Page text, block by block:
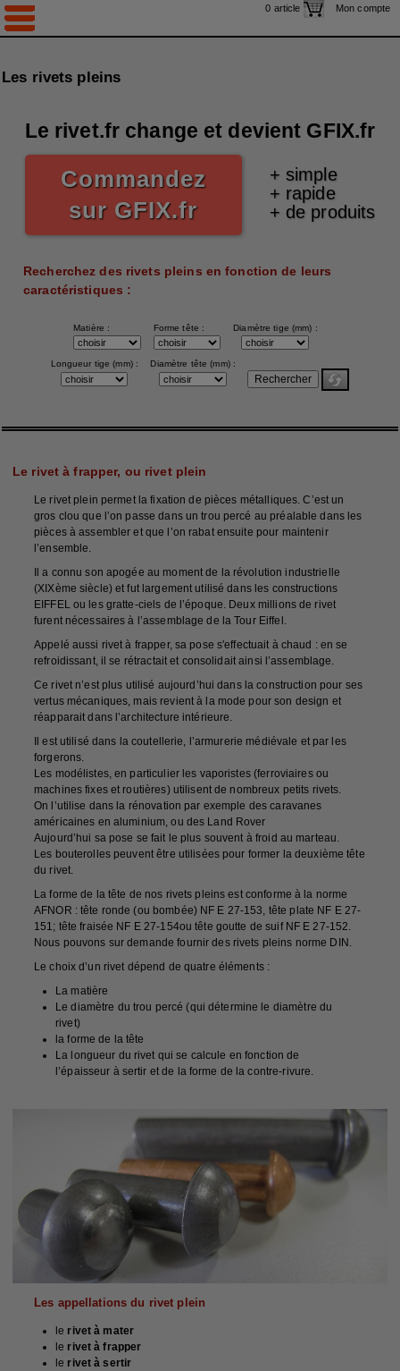
0 article Mon compte
RIVET AVEUGLE
OUTILS DE POSE
INSERT
DIVERS
PROMOTION
Les rivets pleins
Le rivet.fr change et devient GFIX.fr
Commandez
sur GFIX.fr
+ simple
+ rapide
+ de produits
Recherchez des rivets pleins en fonction de leurs
caractéristiques :
Matière : Forme tête : Diamètre tige (mm) :
Longueur tige (mm) : Diamètre tête (mm) :
Le rivet à frapper, ou rivet plein
Le rivet plein permet la fixation de pièces métalliques. C’est un
gros clou que l’on passe dans un trou percé au préalable dans les
pièces à assembler et que l’on rabat ensuite pour maintenir
l’ensemble.
Il a connu son apogée au moment de la révolution industrielle
(XIXème siècle) et fut largement utilisé dans les constructions
EIFFEL ou les gratte-ciels de l’époque. Deux millions de rivet
furent nécessaires à l’assemblage de la Tour Eiffel.
Appelé aussi rivet à frapper, sa pose s'effectuait à chaud : en se
refroidissant, il se rétractait et consolidait ainsi l’assemblage.
Ce rivet n’est plus utilisé aujourd’hui dans la construction pour ses
vertus mécaniques, mais revient à la mode pour son design et
réapparait dans l’architecture intérieure.
Il est utilisé dans la coutellerie, l’armurerie médiévale et par les
forgerons.
Les modélistes, en particulier les vaporistes (ferroviaires ou
machines fixes et routières) utilisent de nombreux petits rivets.
On l’utilise dans la rénovation par exemple des caravanes
américaines en aluminium, ou des Land Rover
Aujourd’hui sa pose se fait le plus souvent à froid au marteau.
Les bouterollespeuvent être utilisées pour former la deuxième tête
du rivet.
La forme de la tête de nos rivets pleins est conforme à la norme
AFNOR : tête ronde (ou bombée) NF E 27-153, tête plate NF E 27-
151; tête fraisée NF E 27-154ou tête goutte de suif NF E 27-152.
Nous pouvons sur demande fournir des rivets pleins norme DIN.
Le choix d’un rivet dépend de quatre éléments :
La matière
Le diamètre du trou percé (qui détermine le diamètre du
rivet)
la forme de la tête
La longueur du rivet qui se calcule en fonction de
l’épaisseur à sertir et de la forme de la contre-rivure.
Les appellations du rivet plein
le rivet à mater
le rivet à frapper
le rivet à sertir